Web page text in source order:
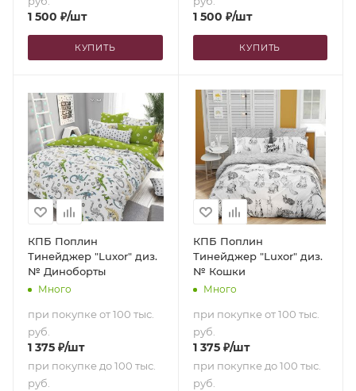
1 500 ₽/шт
КУПИТЬ
1 500 ₽/шт
КУПИТЬ
КПБ Поплин
Тинейджер "Luxor" диз.
№ Диноборты
Много
при покупке от 100 тыс.
руб.
1 375 ₽/шт
при покупке до 100 тыс.
руб.
КПБ Поплин
Тинейджер "Luxor" диз.
№ Кошки
Много
при покупке от 100 тыс.
руб.
1 375₽/шт
при покупке до 100 тыс.
руб.